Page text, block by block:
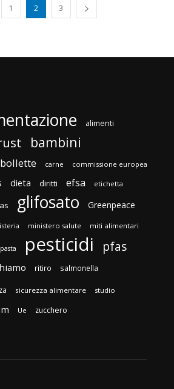
1 2 3
alimenti
bambini
bollette carne commissione europea
dieta diritti efsa etichetta
glifosato Greenpeace
ministero salute miti alimentari
pasta pesticidi pfas
ritiro salmonella
sicurezza alimentare studio
Ue zucchero